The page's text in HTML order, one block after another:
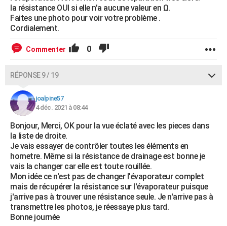
la résistance OUI si elle n'a aucune valeur en Ω.
Faites une photo pour voir votre problème .
Cordialement.
Commenter 0
RÉPONSE 9 / 19
joalpine57
4 déc. 2021 à 08:44
Bonjour, Merci, OK pour la vue éclaté avec les pieces dans
la liste de droite.
Je vais essayer de contrôler toutes les éléments en
hometre. Même si la résistance de drainage est bonne je
vais la changer car elle est toute rouillée.
Mon idée ce n'est pas de changer l'évaporateur complet
mais de récupérer la résistance sur l'évaporateur puisque
j'arrive pas à trouver une résistance seule. Je n'arrive pas à
transmettre les photos, je réessaye plus tard.
Bonne journée